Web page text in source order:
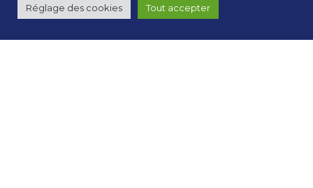
RESTEZ
Réglage des cookies Tout accepter